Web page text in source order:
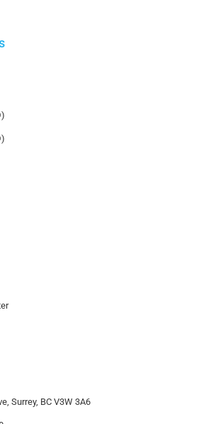
Surrey, BC V3W 3A6